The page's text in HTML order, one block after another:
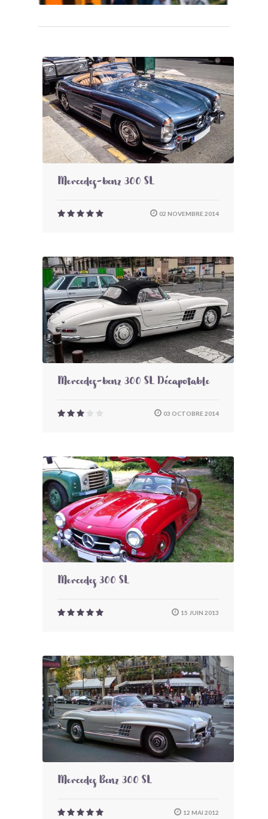
Mercedes-benz 300 SL
02 NOVEMBRE 2014
Mercedes-benz 300 SL Décapotable
03 OCTOBRE 2014
Mercedes 300 SL
15 JUIN 2013
Mercedes Benz 300 SL
12 MAI 2012